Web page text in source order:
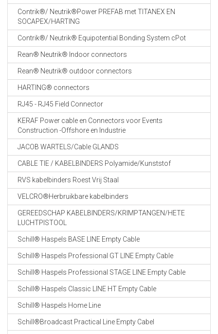
Contrik®/ Neutrik®Power PREFAB met TITANEX EN
SOCAPEX/HARTING
Contrik®/ Neutrik® Equipotential Bonding System cPot
Rean® Neutrik® Indoor connectors
Rean® Neutrik® outdoor connectors
HARTING® connectors
RJ45 - RJ45 Field Connector
KERAF Power cable en Connectors voor Events
Construction -Offshore en Industrie
JACOB WARTELS/Cable GLANDS
CABLE TIE / KABELBINDERS Polyamide/Kunststof
RVS kabelbinders Roest Vrij Staal
VELCRO®Herbruikbare kabelbinders
GEREEDSCHAP KABELBINDERS/KRIMPTANGEN/HETE
LUCHTPISTOOL
Schill® Haspels BASE LINE Empty Cable
Schill® Haspels Professional GT LINE Empty Cable
Schill® Haspels Professional STAGE LINE Empty Cable
Schill® Haspels Classic LINE HT Empty Cable
Schill® Haspels Home Line
Schill®Broadcast Practical Line Empty Cabel